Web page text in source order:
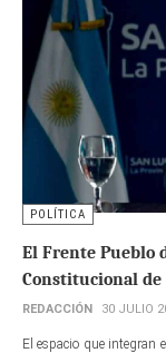
POLÍTICA
El Frente Pueblo
Constitucional de
REDACCIÓN 30 JULIO
El espacio que integran